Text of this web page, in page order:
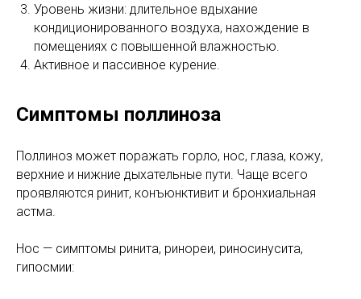
Уровень жизни: длительное вдыхание
кондиционированного воздуха, нахождение в
помещениях с повышенной влажностью.
Активное и пассивное курение.
Симптомы поллиноза
Поллиноз может поражать горло, нос, глаза, кожу,
верхние и нижние дыхательные пути. Чаще всего
проявляются ринит, конъюнктивит и бронхиальная
астма.
Нос — симптомы ринита, ринореи, риносинусита,
гипосмии: